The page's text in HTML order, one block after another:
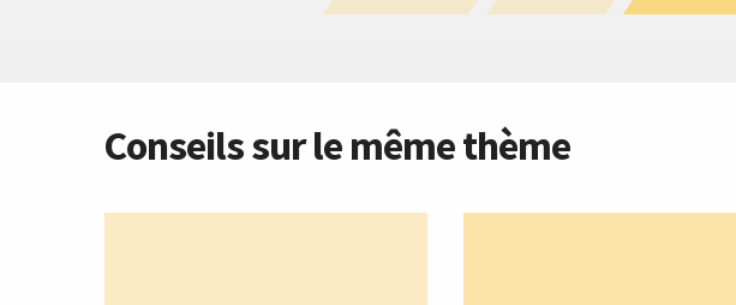
Conseils sur le même thème